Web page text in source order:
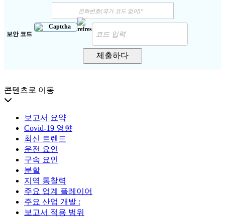
보안 코드
제출하다
콘텐츠로 이동
보고서 요약
Covid-19 영향
최신 트렌드
운전 요인
구속 요인
분할
지역 통찰력
주요 업계 플레이어
주요 산업 개발 :
보고서 적용 범위